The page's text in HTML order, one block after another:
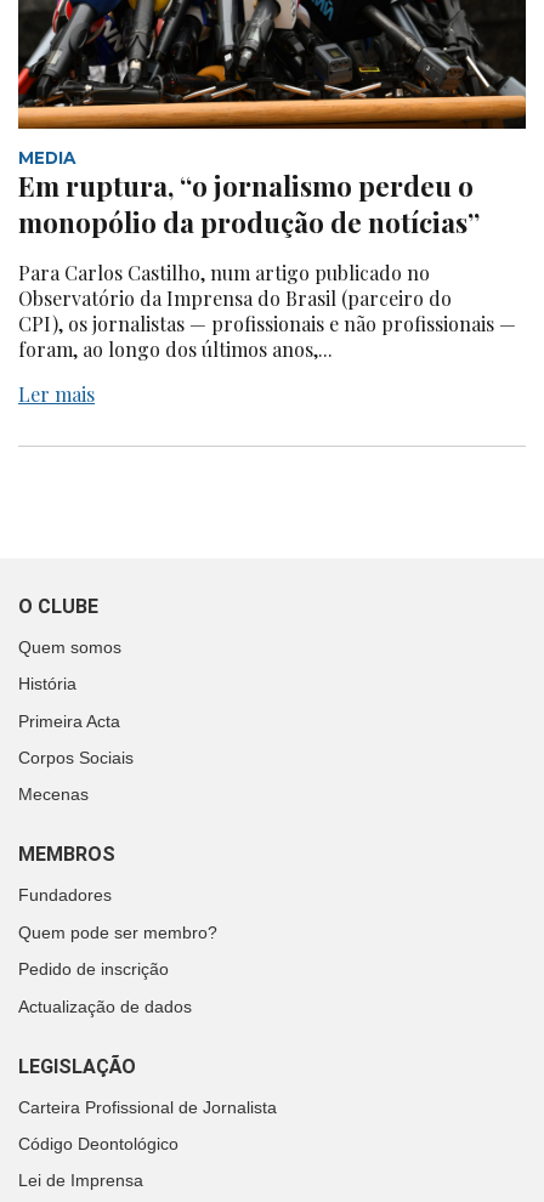
MEDIA
Em ruptura, “o jornalismo perdeu o
monopólio da produção de notícias”
Para Carlos Castilho, num artigo publicado no
Observatório da Imprensa do Brasil (parceiro do
CPI), os jornalistas — profissionais e não profissionais —
foram, ao longo dos últimos anos,...
Ler mais
O CLUBE
Quem somos
História
Primeira Acta
Corpos Sociais
Mecenas
MEMBROS
Fundadores
Quem pode ser membro?
Pedido de inscrição
Actualização de dados
LEGISLAÇÃO
Carteira Profissional de Jornalista
Código Deontológico
Lei de Imprensa